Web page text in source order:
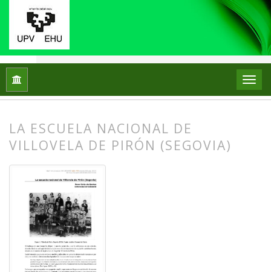
Inicio
LA ESCUELA NACIONAL DE
VILLOVELA DE PIRÓN (SEGOVIA)